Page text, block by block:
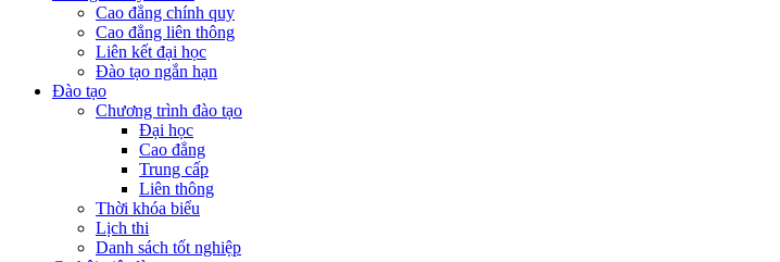
Cao đẳng chính quy
Cao đẳng liên thông
Liên kết đại học
Đào tạo ngắn hạn
Đào tạo
Chương trình đào tạo
Đại học
Cao đẳng
Trung cấp
Liên thông
Thời khóa biểu
Lịch thi
Danh sách tốt nghiệp